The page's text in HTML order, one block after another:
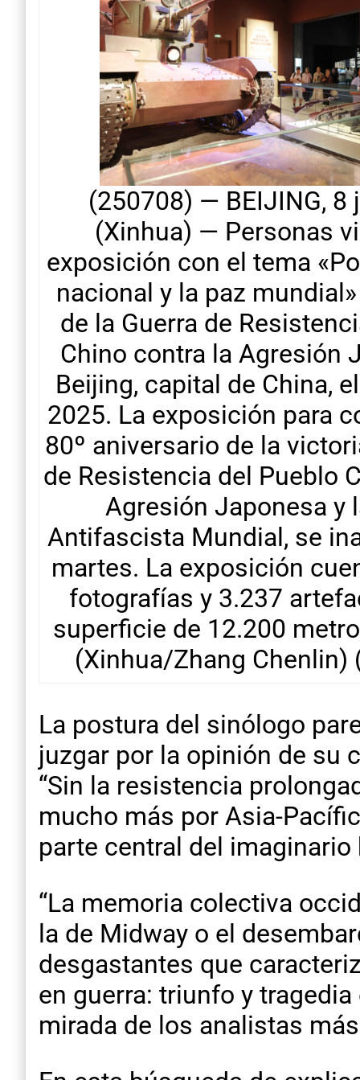
(250708) — BEIJING, 8
(Xinhua) — Personas
exposición con el tema
nacional y la paz
de la Guerra de
Chino contra la Agresión
Beijing, capital de China,
2025. La exposición para
80º aniversario de la
de Resistencia del Pueblo
Agresión Japonesa y
Antifascista Mundial, se
martes. La exposición
fotografías y 3.237
superficie de 12.200
(Xinhua/Zhang Chenlin)
La postura del sinólogo
juzgar por la opinión de su
“Sin la resistencia
mucho más por Asia-
parte central del
“La memoria colectiva
la de Midway o el
desgastantes que
en guerra: triunfo y
mirada de los analistas